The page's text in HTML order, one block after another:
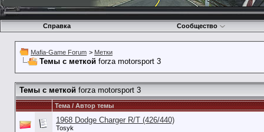
Справка Сообщество
Mafia-Game Forum > Метки
Темы с меткой forza motorsport 3
Темы с меткой forza motorsport 3
Тема / Автор темы
1968 Dodge Charger R/T (426/440)
Tosyk